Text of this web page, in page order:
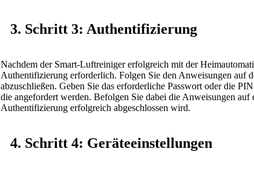
3. Schritt 3: Authentifizierung
Nachdem der Smart-Luftreiniger erfolgreich mit der
Authentifizierung erforderlich. Folgen Sie den Anweisungen auf
abzuschließen. Geben Sie das erforderliche Passwort oder die
die angefordert werden. Befolgen Sie dabei die Anweisungen
Authentifizierung erfolgreich abgeschlossen wird.
4. Schritt 4: Geräteeinstellungen